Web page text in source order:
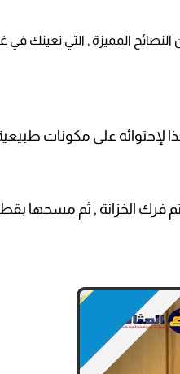
المميزة , التي تعينك
لإحتوائه على مكونات
فرك الخزانة , ثم مسحها